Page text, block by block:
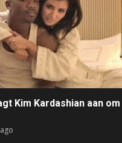
Kim Kardashian aan om